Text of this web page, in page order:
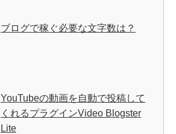
ブログで稼ぐ必要な文字数は？
YouTubeの動画を自動で投稿して
くれるプラグインVideo Blogster
Lite